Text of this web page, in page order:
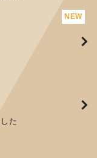
た
ックジャパ
た
割当完了に関
）」に認定さ